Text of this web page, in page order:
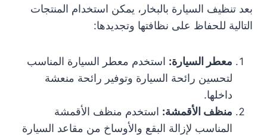
بعد تنظيف السيارة بالبخار، يمكن استخدام المنتجات
التالية للحفاظ على نظافتها وتجديدها:
معطر السيارة: استخدم معطر السيارة المناسب
لتحسين رائحة السيارة وتوفير رائحة منعشة
داخلها.
منظف الأقمشة: استخدم منظف الأقمشة
المناسب لإزالة البقع والأوساخ من مقاعد السيارة